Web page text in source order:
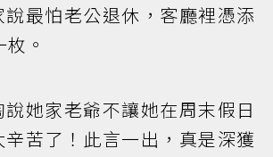
最怕老公退休，客廳裡憑添
。
她家老爺不讓她在周末假日
苦了！此言一出，真是深獲